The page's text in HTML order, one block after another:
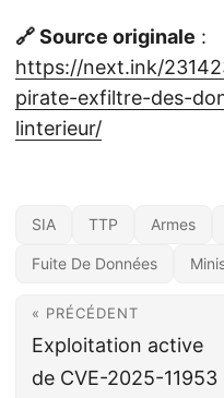
🔗 Source originale :
https://next.ink/
pirate-exfiltre-des-
linterieur/
SIA TTP Armes
Fuite De Données
« PRÉCÉDENT
Exploitation active
de CVE-2025-11953